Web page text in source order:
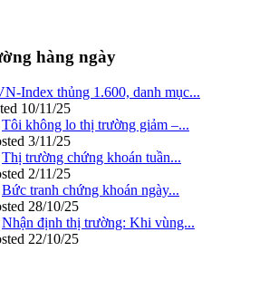
hàng ngày
Index thủng 1.600, danh mục...
10/11/25
Tôi không lo thị trường giảm –...
3/11/25
Thị trường chứng khoán tuần...
2/11/25
Bức tranh chứng khoán ngày...
28/10/25
Nhận định thị trường: Khi vùng...
22/10/25